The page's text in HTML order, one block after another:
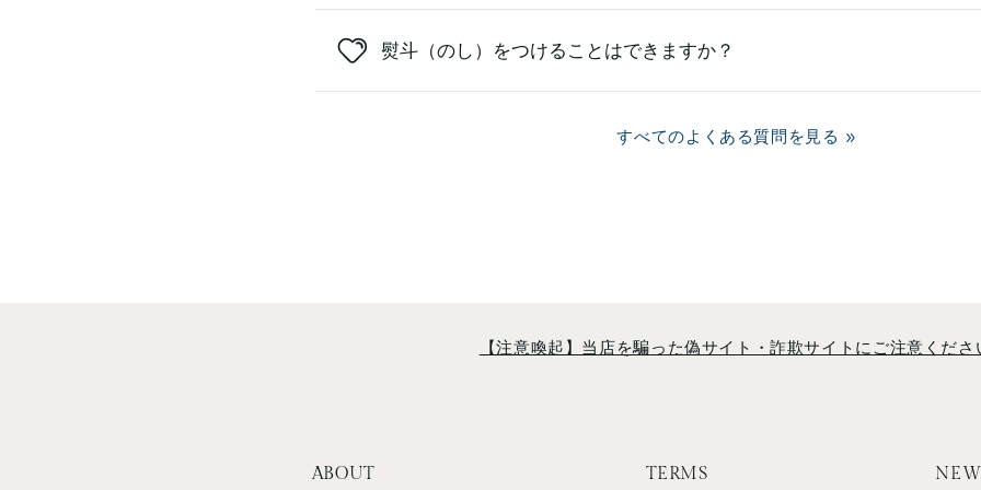
熨斗（のし）をつけることはできますか？
すべてのよくある質問を見る
【注意喚起】当店を騙った偽サイト・詐欺サイトにご注意くださ
ABOUT TERMS